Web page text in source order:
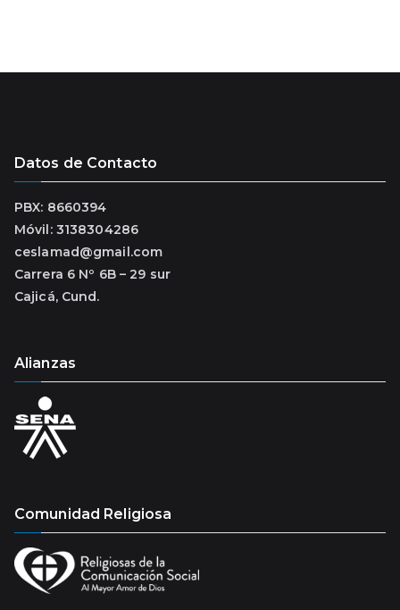
Datos de Contacto
PBX: 8660394
Móvil: 3138304286
ceslamad@gmail.com
Carrera 6 Nº 6B – 29 sur
Cajicá, Cund.
Alianzas
Comunidad Religiosa